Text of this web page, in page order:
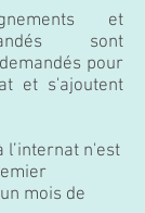
et
sont
pour
et s'ajoutent
l’internat n'est
mois de